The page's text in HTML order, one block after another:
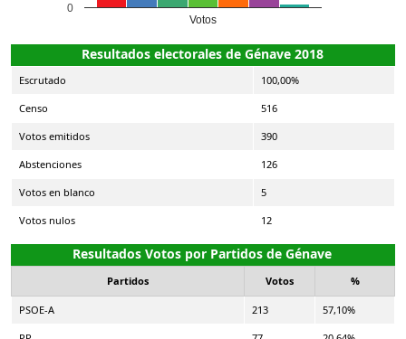
Votos
0
Resultados electorales de Génave 2018
Escrutado 100,00%
Censo 516
Votos emitidos 390
Abstenciones 126
Votos en blanco 5
Votos nulos 12
Resultados Votos por Partidos de Génave
Partidos Votos %
PSOE-A 213 57,10%